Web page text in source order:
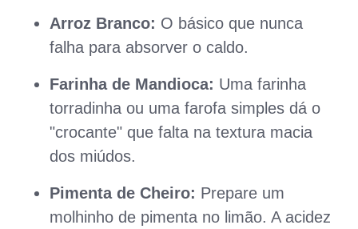
Arroz Branco: O básico que nunca
falha para absorver o caldo.
Farinha de Mandioca: Uma farinha
torradinha ou uma farofa simples dá o
"crocante" que falta na textura macia
dos miúdos.
Pimenta de Cheiro: Prepare um
molhinho de pimenta no limão. A acidez